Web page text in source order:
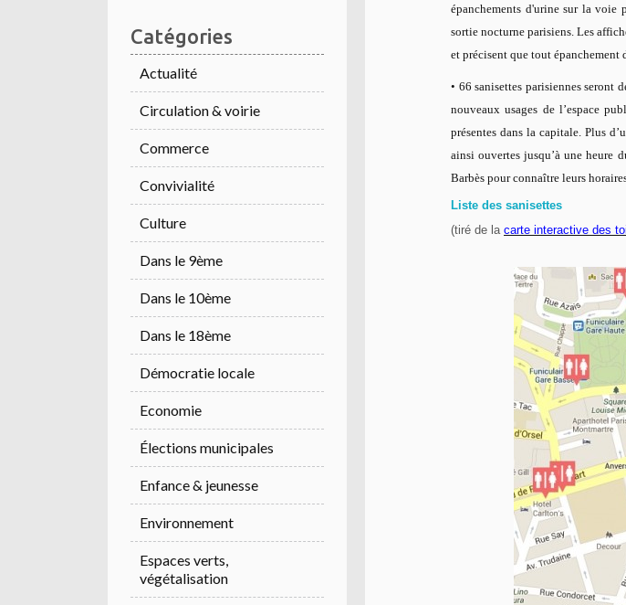
Catégories
Actualité
Circulation & voirie
Commerce
Convivialité
Culture
Dans le 9ème
Dans le 10ème
Dans le 18ème
Démocratie locale
Economie
Élections municipales
Enfance & jeunesse
Environnement
Espaces verts,
végétalisation
épanchements d'urine sur la voie
sortie nocturne parisiens. Les
et précisent que tout épanchement
• 66 sanisettes parisiennes seront
nouveaux usages de l’espace
présentes dans la capitale. Plus
ainsi ouvertes jusqu’à une heure
Barbès pour connaître leurs
Liste des sanisettes
(tiré de la carte interactive des